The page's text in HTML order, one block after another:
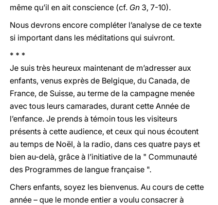
même qu’il en ait conscience (cf. Gn 3, 7-10).
Nous devrons encore compléter l’analyse de ce texte
si important dans les méditations qui suivront.
* * *
Je suis très heureux maintenant de m’adresser aux
enfants, venus exprès de Belgique, du Canada, de
France, de Suisse, au terme de la campagne menée
avec tous leurs camarades, durant cette Année de
l’enfance. Je prends à témoin tous les visiteurs
présents à cette audience, et ceux qui nous écoutent
au temps de Noël, à la radio, dans ces quatre pays et
bien au-delà, grâce à l’initiative de la " Communauté
des Programmes de langue française ".
Chers enfants, soyez les bienvenus. Au cours de cette
année – que le monde entier a voulu consacrer à